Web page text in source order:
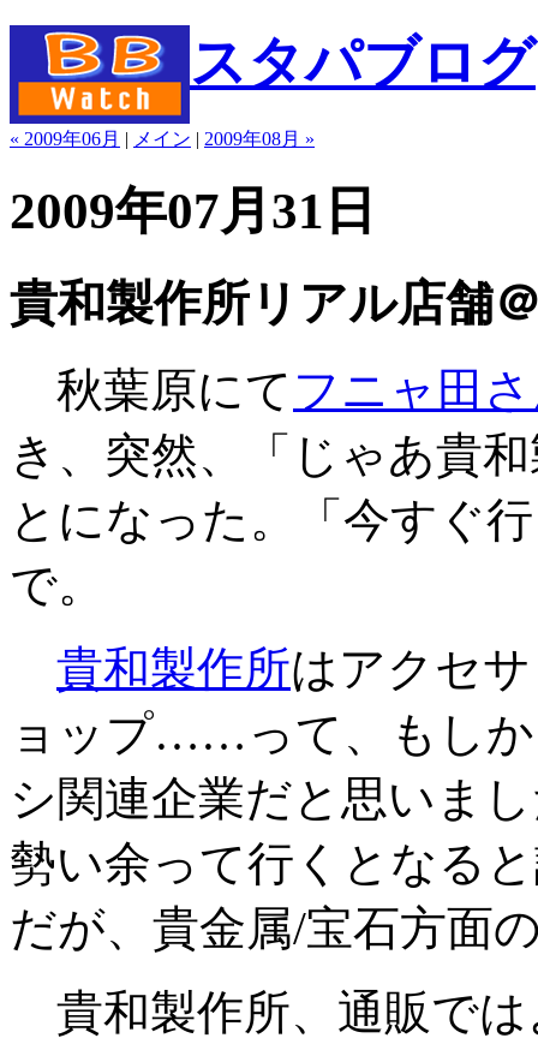
スタパブログ
« 2009年06月 | メイン | 2009年08月 »
2009年07月31日
貴和製作所リアル店舗
秋葉原にて フニャ田
き、突然、「じゃあ貴
とになった。「今すぐ
で。
貴和製作所はアクセ
ョップ……って、もしか
シ関連企業だと思いま
勢い余って行くとなる
だが、貴金属/宝石方面
貴和製作所、通販で